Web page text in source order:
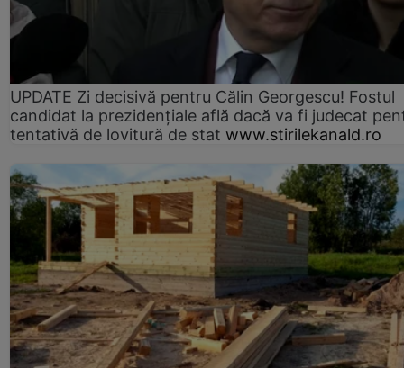
UPDATE Zi decisivă pentru Călin Georgescu! Fostul
candidat la prezidențiale află dacă va fi judecat
tentativă de lovitură de stat www.stirilekanald.ro